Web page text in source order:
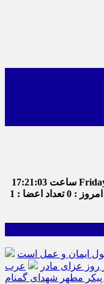
ساعت 17:21:04
: 0
تعداد اعضا : 1
ایمان و عمل است
روز عزای مادر
عرب
پیکر مطهر شهدای گمنام